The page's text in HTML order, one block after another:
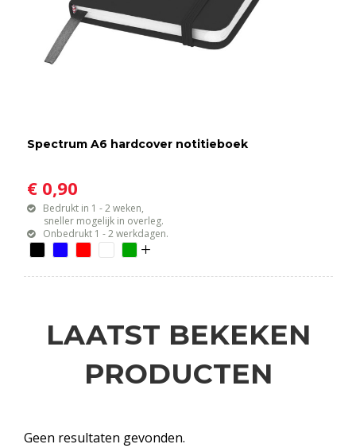
Spectrum A6 hardcover notitieboek
€ 0,90
Bedrukt in 1 - 2 weken,
sneller mogelijk in overleg.
Onbedrukt 1 - 2 werkdagen.
LAATST BEKEKEN
PRODUCTEN
Geen resultaten gevonden.